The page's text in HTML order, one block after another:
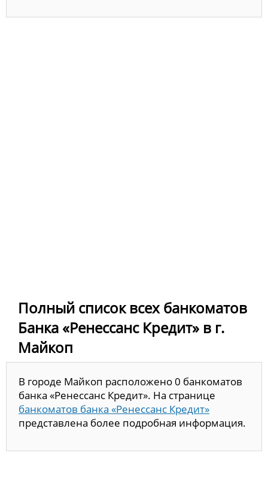
Полный список всех банкоматов
Банка «Ренессанс Кредит» в г.
Майкоп
В городе Майкоп расположено 0 банкоматов
банка «Ренессанс Кредит». На странице
банкоматов банка «Ренессанс Кредит»
представлена более подробная информация.